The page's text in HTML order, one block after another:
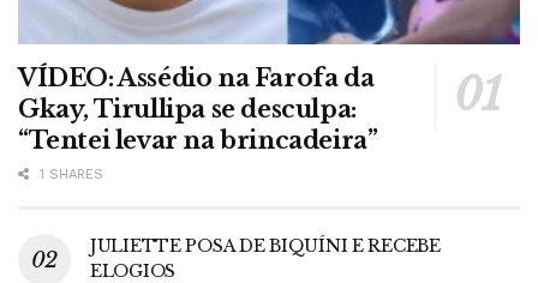
VÍDEO: Assédio na Farofa da
Gkay, Tirullipa se desculpa:
“Tentei levar na brincadeira”
1 SHARES
JULIETTE POSA DE BIQUÍNI E RECEBE
ELOGIOS